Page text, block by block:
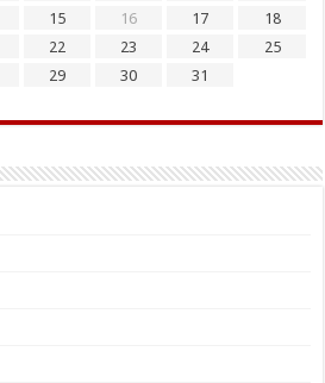
15 16 17
18
22 23 24
25
29 30
31